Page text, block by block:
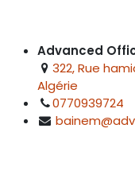
Advanced
322, Rue
Algérie
0770939724